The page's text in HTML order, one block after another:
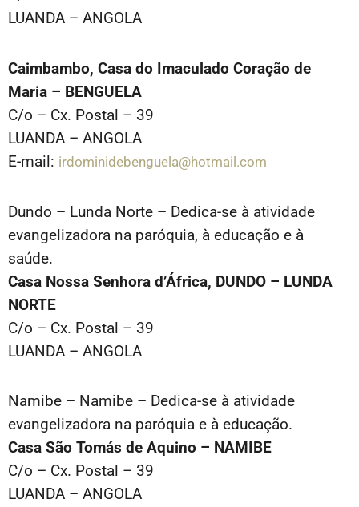
LUANDA – ANGOLA
Caimbambo, Casa do Imaculado Coração de
Maria – BENGUELA
C/o – Cx. Postal – 39
LUANDA – ANGOLA
E-mail: irdominidebenguela@hotmail.com
Dundo – Lunda Norte – Dedica-se à atividade
evangelizadora na paróquia, à educação e à
saúde.
Casa Nossa Senhora d’África, DUNDO – LUNDA
NORTE
C/o – Cx. Postal – 39
LUANDA – ANGOLA
Namibe – Namibe – Dedica-se à atividade
evangelizadora na paróquia e à educação.
Casa São Tomás de Aquino – NAMIBE
C/o – Cx. Postal – 39
LUANDA – ANGOLA